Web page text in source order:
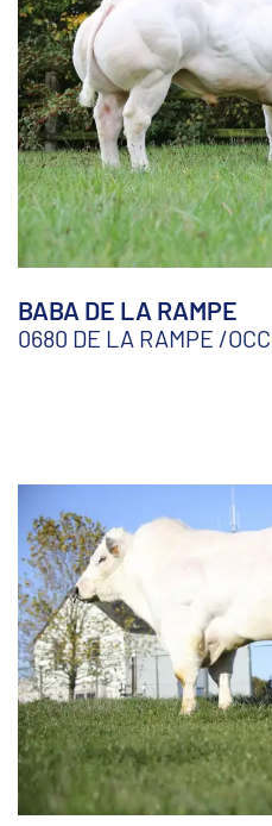
BABA DE LA RAMPE
0680 DE LA RAMPE /